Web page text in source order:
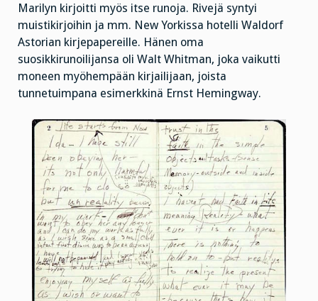
Marilyn kirjoitti myös itse runoja. Rivejä syntyi
muistikirjoihin ja mm. New Yorkissa hotelli Waldorf
Astorian kirjepapereille. Hänen oma
suosikkirunoilijansa oli Walt Whitman, joka vaikutti
moneen myöhempään kirjailijaan, joista
tunnetuimpana esimerkkinä Ernst Hemingway.